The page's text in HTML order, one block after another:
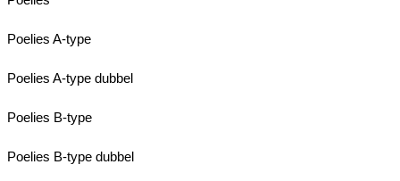
Poelies A-type
Poelies A-type dubbel
Poelies B-type
Poelies B-type dubbel